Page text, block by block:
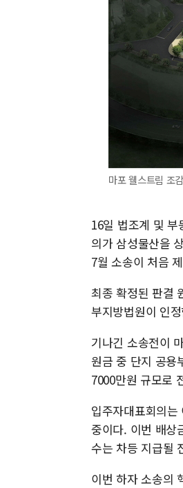
마포 웰스트림 조
16일 법조계 및 부
의가 삼성물산을
7월 소송이 처음
최종 확정된 판결
부지방법원이 인
기나긴 소송전이
원금 중 단지 공용
7000만원 규모로
입주자대표회의
중이다. 이번 배상
수는 차등 지급될
이번 하자 소송의